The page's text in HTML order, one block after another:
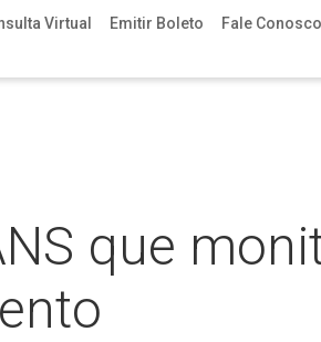
Virtual Emitir Boleto
Fale Conosco
que